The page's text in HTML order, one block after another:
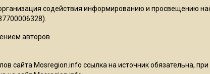
содействия информированию и просвещению
авторов.
сайта Mosregion.info ссылка на источник обязательна,